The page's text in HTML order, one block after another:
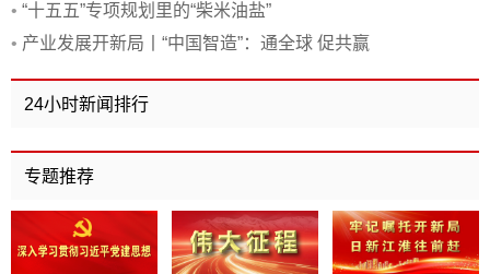
怀与大国气派
• “十五五”专项规划里的“柴米油盐”
• 产业发展开新局丨“中国智造”：通全球 促共赢
24小时新闻排行
专题推荐